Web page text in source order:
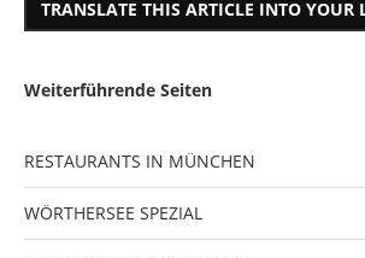
TRANSLATE THIS ARTICLE INTO YOUR
Weiterführende Seiten
RESTAURANTS IN MÜNCHEN
WÖRTHERSEE SPEZIAL